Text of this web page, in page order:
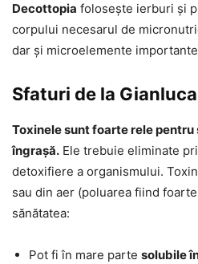
Decottopia folosește ierburi și
corpului necesarul de
dar și microelemente
Sfaturi de la
Toxinele sunt foarte rele
îngrașă. Ele trebuie eliminate
detoxifiere a organismului.
sau din aer (poluarea fiind
sănătatea:
Pot fi în mare parte solubile